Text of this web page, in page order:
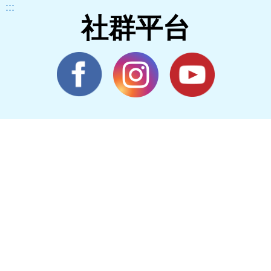
:::
社群平台